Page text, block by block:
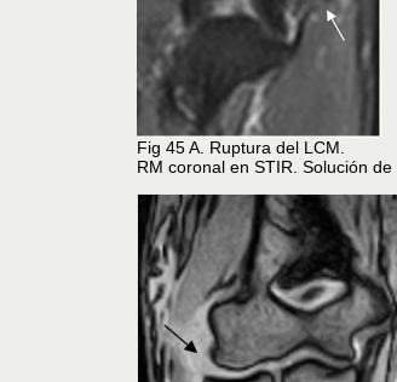
Fig 45 A. Ruptura del LCM.
RM coronal en STIR. Solución